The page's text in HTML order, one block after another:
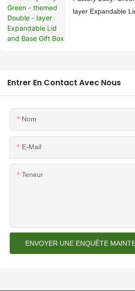
layer Expandable
Entrer En Contact Avec Nous
Nom
E-Mail
Teneur
ENVOYER UNE ENQUÊTE